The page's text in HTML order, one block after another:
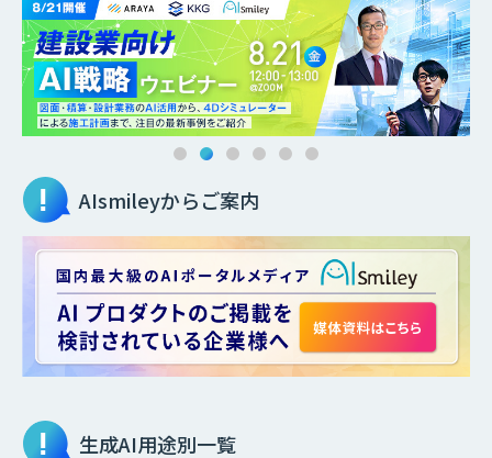
AIsmileyからご案内
生成AI用途別一覧